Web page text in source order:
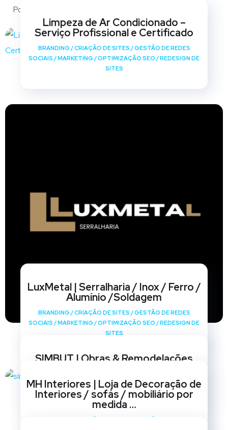
Portfólio
Limpeza de Ar Condicionado –
Serviço Profissional e Certificado
BRANDING /CRIAÇÃO DE SITES /GESTÃO DE REDES
SOCIAIS /MARKETING /OPTIMIZAÇÃO SEO /REDESIGN DE
SITES
LuxMetal | Serralharia / Inox / Ferro /
Alumínio /Soldagem
BRANDING /CRIAÇÃO DE SITES /GESTÃO DE REDES
SOCIAIS /MARKETING /OPTIMIZAÇÃO SEO /REDESIGN DE
SITES
SIMBUT | Obras & Remodelações
SOCIAIS /MARKETING OPTIMIZAÇÃO SEO/ REDESIGN DE
SITES
MH Interiores | Loja de Decoração de
Interiores / sofás / mobiliário por
medida …